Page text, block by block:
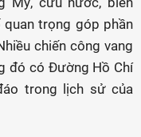
trọng góp phần
chiến công vang
đó có Đường Hồ Chí
trong lịch sử của